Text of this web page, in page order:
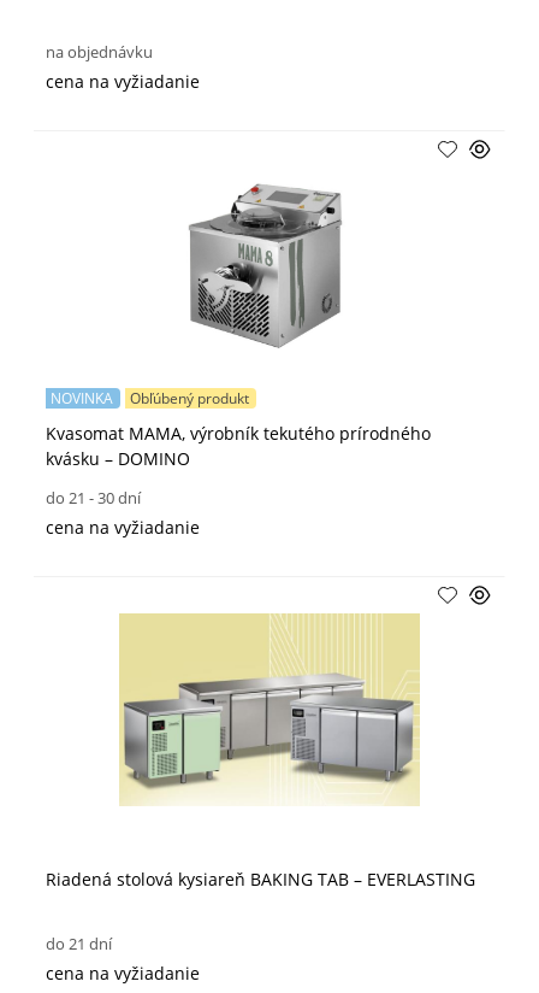
na objednávku
cena na vyžiadanie
Kvasomat MAMA, výrobník tekutého prírodného
kvásku – DOMINO
NOVINKA Obľúbený produkt
do 21 - 30 dní
cena na vyžiadanie
Riadená stolová kysiareň BAKING TAB – EVERLASTING
do 21 dní
cena na vyžiadanie